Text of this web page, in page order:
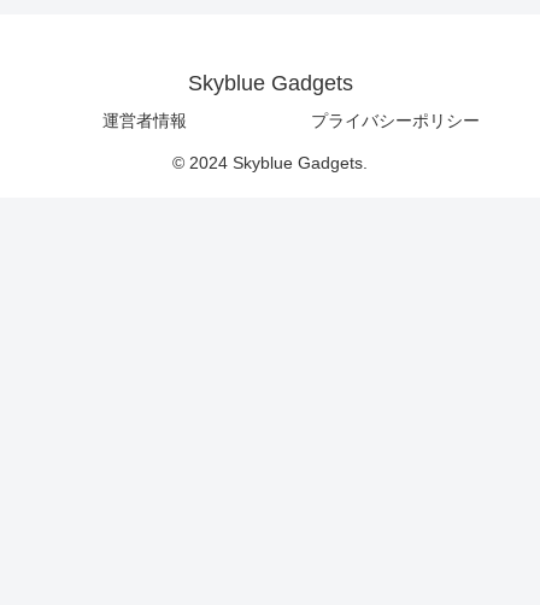
Skyblue Gadgets
運営者情報 プライバシーポリシー
© 2024 Skyblue Gadgets.